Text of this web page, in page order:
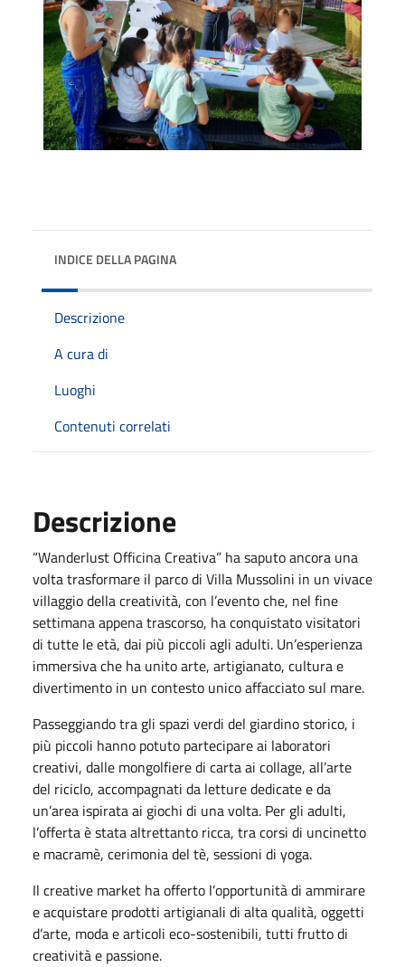
INDICE DELLA PAGINA
Descrizione
A cura di
Luoghi
Contenuti correlati
Descrizione
“Wanderlust Officina Creativa” ha saputo ancora una
volta trasformare il parco di Villa Mussolini in un vivace
villaggio della creatività, con l’evento che, nel fine
settimana appena trascorso, ha conquistato visitatori
di tutte le età, dai più piccoli agli adulti. Un’esperienza
immersiva che ha unito arte, artigianato, cultura e
divertimento in un contesto unico affacciato sul mare.
Passeggiando tra gli spazi verdi del giardino storico, i
più piccoli hanno potuto partecipare ai laboratori
creativi, dalle mongolfiere di carta ai collage, all’arte
del riciclo, accompagnati da letture dedicate e da
un’area ispirata ai giochi di una volta. Per gli adulti,
l’offerta è stata altrettanto ricca, tra corsi di uncinetto
e macramè, cerimonia del tè, sessioni di yoga.
Il creative market ha offerto l’opportunità di ammirare
e acquistare prodotti artigianali di alta qualità, oggetti
d’arte, moda e articoli eco-sostenibili, tutti frutto di
creatività e passione.